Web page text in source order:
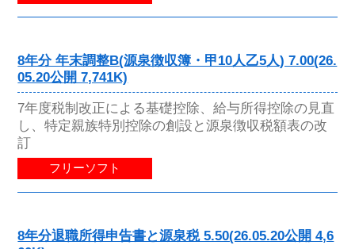
8年分 年末調整B(源泉徴収簿・甲10人乙5人) 7.00(26.
05.20公開 7,741K)
7年度税制改正による基礎控除、給与所得控除の見直
し、特定親族特別控除の創設と源泉徴収税額表の改
訂
フリーソフト
8年分退職所得申告書と源泉税 5.50(26.05.20公開 4,6